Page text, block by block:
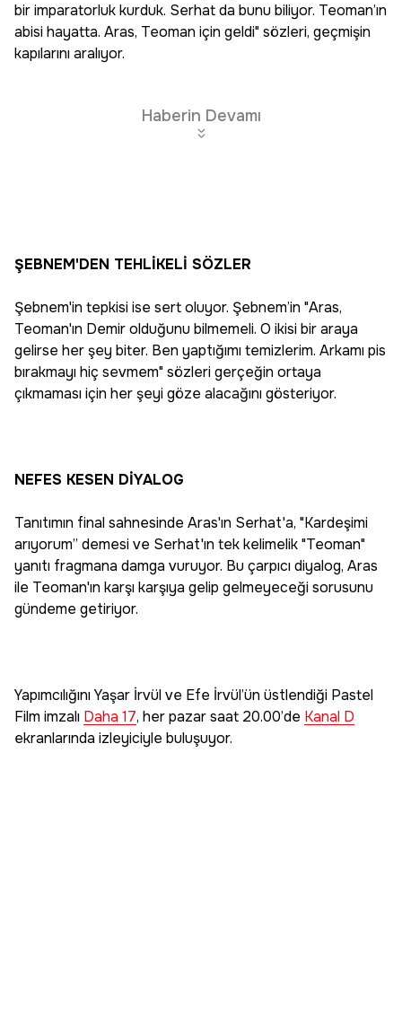
bir imparatorluk kurduk. Serhat da bunu biliyor. Teoman’ın
abisi hayatta. Aras, Teoman için geldi" sözleri, geçmişin
kapılarını aralıyor.
Haberin Devamı
ŞEBNEM'DEN TEHLİKELİ SÖZLER
Şebnem'in tepkisi ise sert oluyor. Şebnem’in "Aras,
Teoman'ın Demir olduğunu bilmemeli. O ikisi bir araya
gelirse her şey biter. Ben yaptığımı temizlerim. Arkamı pis
bırakmayı hiç sevmem" sözleri gerçeğin ortaya
çıkmaması için her şeyi göze alacağını gösteriyor.
NEFES KESEN DİYALOG
Tanıtımın final sahnesinde Aras'ın Serhat'a, "Kardeşimi
arıyorum” demesi ve Serhat'ın tek kelimelik "Teoman"
yanıtı fragmana damga vuruyor. Bu çarpıcı diyalog, Aras
ile Teoman'ın karşı karşıya gelip gelmeyeceği sorusunu
gündeme getiriyor.
Yapımcılığını Yaşar İrvül ve Efe İrvül’ün üstlendiği Pastel
Film imzalı Daha 17, her pazar saat 20.00’de Kanal D
ekranlarında izleyiciyle buluşuyor.